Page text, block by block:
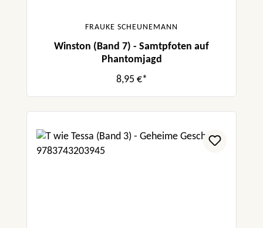
FRAUKE SCHEUNEMANN
Winston (Band 7) - Samtpfoten auf
Phantomjagd
8,95 €*